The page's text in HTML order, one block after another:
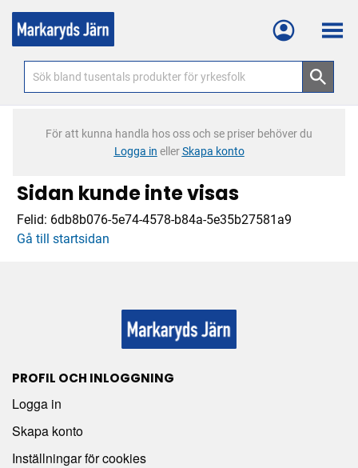
Meny
För att kunna handla hos oss och se priser behöver du
Logga in ellerSkapa konto
Sidan kunde inte visas
Felid: 6db8b076-5e74-4578-b84a-5e35b27581a9
Gå till startsidan
PROFIL OCH INLOGGNING
Logga in
Skapa konto
Inställningar för cookies